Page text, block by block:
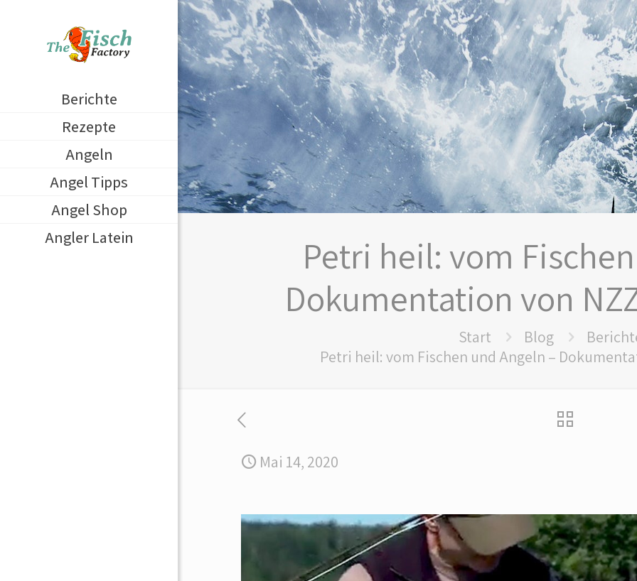
Berichte
Rezepte
Angeln
Angel Tipps
Angel Shop
Angler Latein
Petri heil: vom
Dokumentation von
Start Blog
Petri heil: vom Fischen und Angeln –
Mai 14, 2020